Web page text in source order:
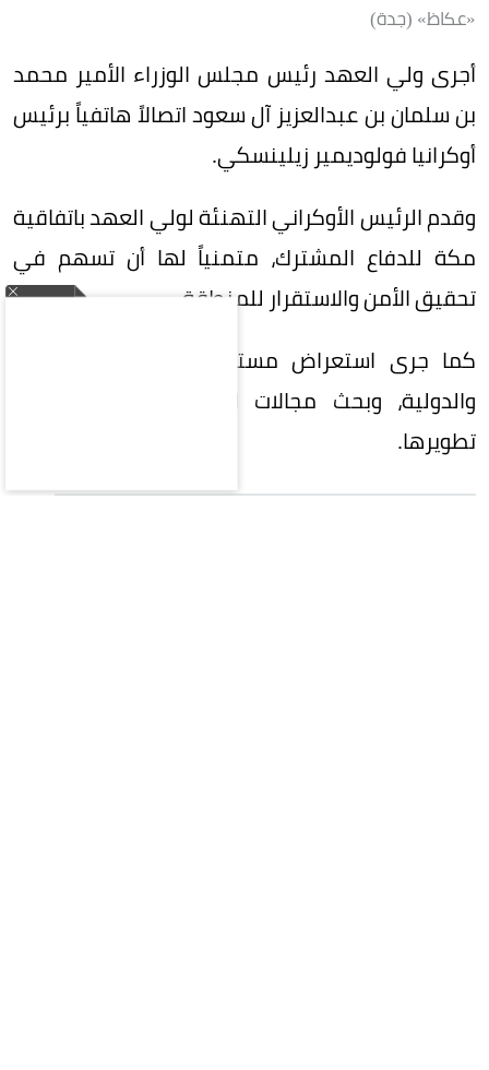
«عكاظ» (جدة)
أجرى ولي العهد رئيس مجلس الوزراء الأمير محمد
بن سلمان بن عبدالعزيز آل سعود اتصالاً هاتفياً برئيس
أوكرانيا فولوديمير زيلينسكي.
وقدم الرئيس الأوكراني التهنئة لولي العهد باتفاقية
مكة للدفاع المشترك، متمنياً لها أن تسهم في
تحقيق الأمن والاستقرار للمنطقة.
كما جرى استعراض مستجدات الأحداث الإقليمية
والدولية، وبحث مجالات التعاون المشترك وسبل
تطويرها.